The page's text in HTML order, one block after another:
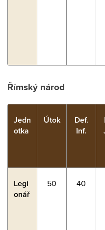
Římský národ
Jedn
otka
Útok
Def.
Inf.
Legi
onář
50 40